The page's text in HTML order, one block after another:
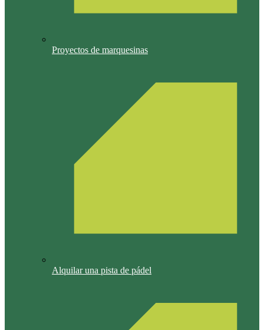
Proyectos de marquesinas
Alquilar una pista de pádel